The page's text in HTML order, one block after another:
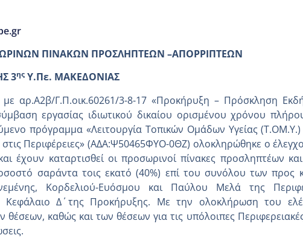
ΠΙΝΑΚΩΝ ΠΡΟΣΛΗΠΤΕΩΝ –ΑΠΟΡΡΙΠΤΕΩΝ
3ης Υ.Πε. ΜΑΚΕΔΟΝΙΑΣ
αρ.Α2β/Γ.Π.οικ.60261/3-8-17 «Προκήρυξη – Πρόσκληση
εργασίας ιδιωτικού δικαίου ορισμένου χρόνου
πρόγραμμα «Λειτουργία Τοπικών Ομάδων Υγείας
στις Περιφέρειες» (ΑΔΑ:Ψ50465ΦΥΟ-0ΘΖ) ολοκληρώθηκε ο
έχουν καταρτισθεί οι προσωρινοί πίνακες προσληπτέων
σαράντα τοις εκατό (40%) επί του συνόλου των
Κορδελιού-Ευόσμου και Παύλου Μελά της
Κεφάλαιο Δ΄ της Προκήρυξης. Με την ολοκλήρωση του
καθώς και των θέσεων για τις υπόλοιπες